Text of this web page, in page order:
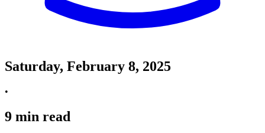
Saturday, February 8, 2025
•
9 min read